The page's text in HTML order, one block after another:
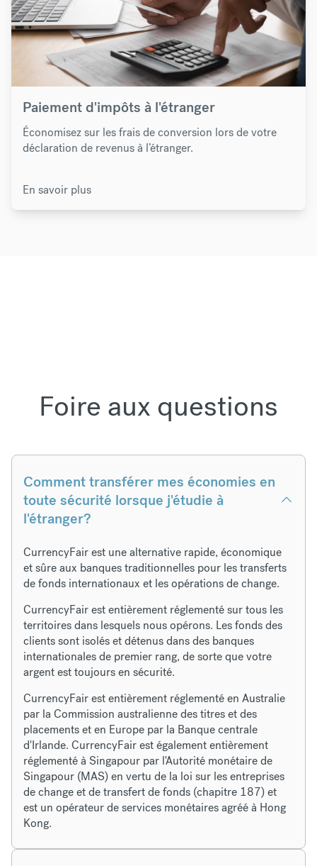
Paiement d'impôts à l'étranger
Économisez sur les frais de conversion lors de votre
déclaration de revenus à l’étranger.
En savoir plus
Foire aux questions
Comment transférer mes économies en
toute sécurité lorsque j'étudie à
l'étranger?
CurrencyFair est une alternative rapide, économique
et sûre aux banques traditionnelles pour les transferts
de fonds internationaux et les opérations de change.
CurrencyFair est entièrement réglementé sur tous les
territoires dans lesquels nous opérons. Les fonds des
clients sont isolés et détenus dans des banques
internationales de premier rang, de sorte que votre
argent est toujours en sécurité.
CurrencyFair est entièrement réglementé en Australie
par la Commission australienne des titres et des
placements et en Europe par la Banque centrale
d'Irlande. CurrencyFair est également entièrement
réglementé à Singapour par l'Autorité monétaire de
Singapour (MAS) en vertu de la loi sur les entreprises
de change et de transfert de fonds (chapitre 187) et
est un opérateur de services monétaires agréé à Hong
Kong.